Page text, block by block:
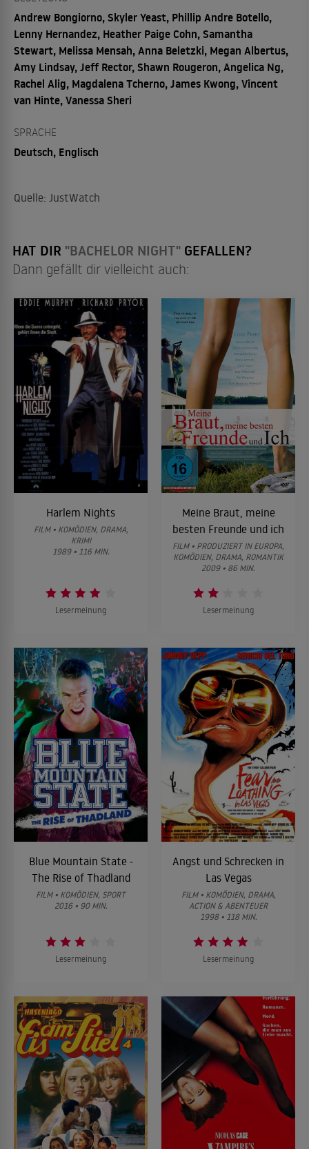
Andrew Bongiorno, Skyler Yeast, Phillip Andre Botello,
Lenny Hernandez, Heather Paige Cohn, Samantha
Stewart, Melissa Mensah, Anna Beletzki, Megan Albertus,
Amy Lindsay, Jeff Rector, Shawn Rougeron, Angelica Ng,
Rachel Alig, Magdalena Tcherno, James Kwong, Vincent
van Hinte, Vanessa Sheri
SPRACHE
Deutsch, Englisch
Quelle: JustWatch
HAT DIR "BACHELOR NIGHT" GEFALLEN?
Dann gefällt dir vielleicht auch:
Harlem Nights
FILM • KOMÖDIEN, DRAMA,
KRIMI
1989 • 116 MIN.
Lesermeinung
Meine Braut, meine
besten Freunde und ich
FILM • PRODUZIERT IN EUROPA,
KOMÖDIEN, DRAMA, ROMANTIK
2009 • 86 MIN.
Lesermeinung
Blue Mountain State -
The Rise of Thadland
FILM • KOMÖDIEN, SPORT
2016 • 90 MIN.
Lesermeinung
Angst und Schrecken in
Las Vegas
FILM • KOMÖDIEN, DRAMA,
ACTION & ABENTEUER
1998 • 118 MIN.
Lesermeinung